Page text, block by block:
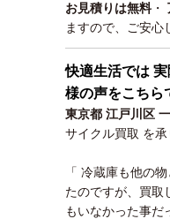
お見積りは無料・
ますので、ご安心
快適生活では
様の声をこちら
東京都 江戸川区
サイクル買取 を承
「 冷蔵庫も他の
たのですが、買取
もいなかった事だ